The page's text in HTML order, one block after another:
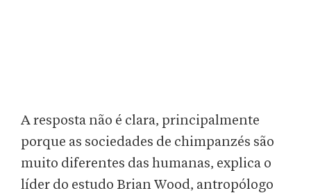
A resposta não é clara, principalmente
porque as sociedades de chimpanzés são
muito diferentes das humanas, explica o
líder do estudo Brian Wood, antropólogo